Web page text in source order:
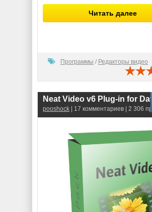
Читать далее
Программы / Редакторы видео
pooshock | 17 комментариев | 2 306